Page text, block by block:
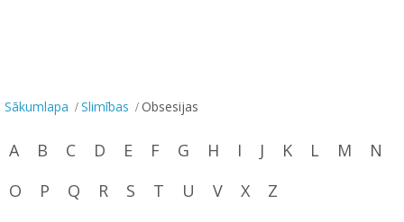
Sākumlapa Slimības Obsesijas
A B C D E F G H I J K L M
N
O
P Q R S T U V X Z